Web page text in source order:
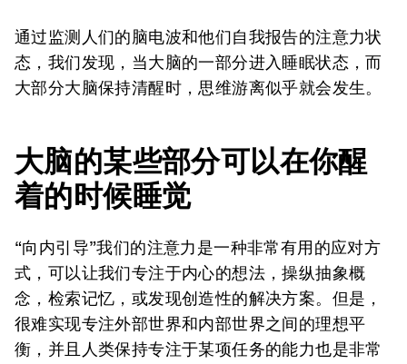
通过监测人们的脑电波和他们自我报告的注意力状
态，我们发现，当大脑的一部分进入睡眠状态，而
大部分大脑保持清醒时，思维游离似乎就会发生。
大脑的某些部分可以在你醒
着的时候睡觉
“向内引导”我们的注意力是一种非常有用的应对方
式，可以让我们专注于内心的想法，操纵抽象概
念，检索记忆，或发现创造性的解决方案。但是，
很难实现专注外部世界和内部世界之间的理想平
衡，并且人类保持专注于某项任务的能力也是非常